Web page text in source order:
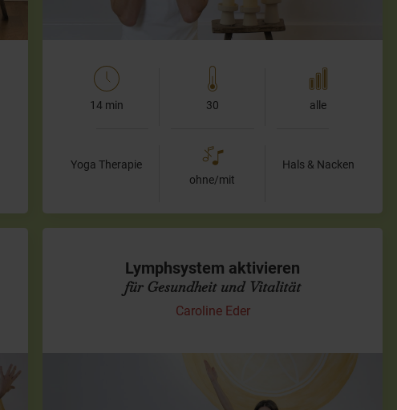
14 min 30 alle
Yoga Therapie
ohne/mit
Hals & Nacken
Lymphsystem aktivieren
für Gesundheit und Vitalität
Caroline Eder
Kundalini Praxis für den gesamten Körper